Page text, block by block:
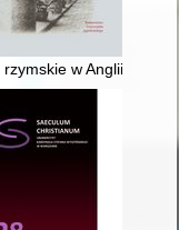
: Pruszków w latach
rzymskie w Anglii w